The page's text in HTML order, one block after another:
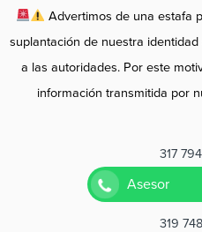
Advertimos de una estafa
suplantación de nuestra
a las autoridades. Por este
información transmitida por
317
Asesor
319